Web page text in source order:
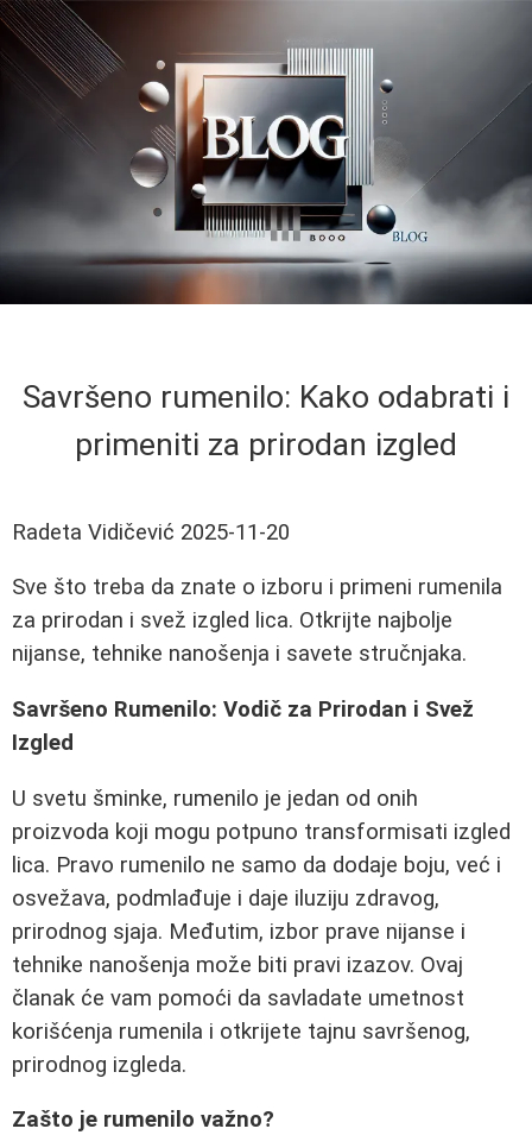
Savršeno rumenilo: Kako odabrati i
primeniti za prirodan izgled
Radeta Vidičević 2025-11-20
Sve što treba da znate o izboru i primeni rumenila
za prirodan i svež izgled lica. Otkrijte najbolje
nijanse, tehnike nanošenja i savete stručnjaka.
Savršeno Rumenilo: Vodič za Prirodan i Svež
Izgled
U svetu šminke, rumenilo je jedan od onih
proizvoda koji mogu potpuno transformisati izgled
lica. Pravo rumenilo ne samo da dodaje boju, već i
osvežava, podmlađuje i daje iluziju zdravog,
prirodnog sjaja. Međutim, izbor prave nijanse i
tehnike nanošenja može biti pravi izazov. Ovaj
članak će vam pomoći da savladate umetnost
korišćenja rumenila i otkrijete tajnu savršenog,
prirodnog izgleda.
Zašto je rumenilo važno?